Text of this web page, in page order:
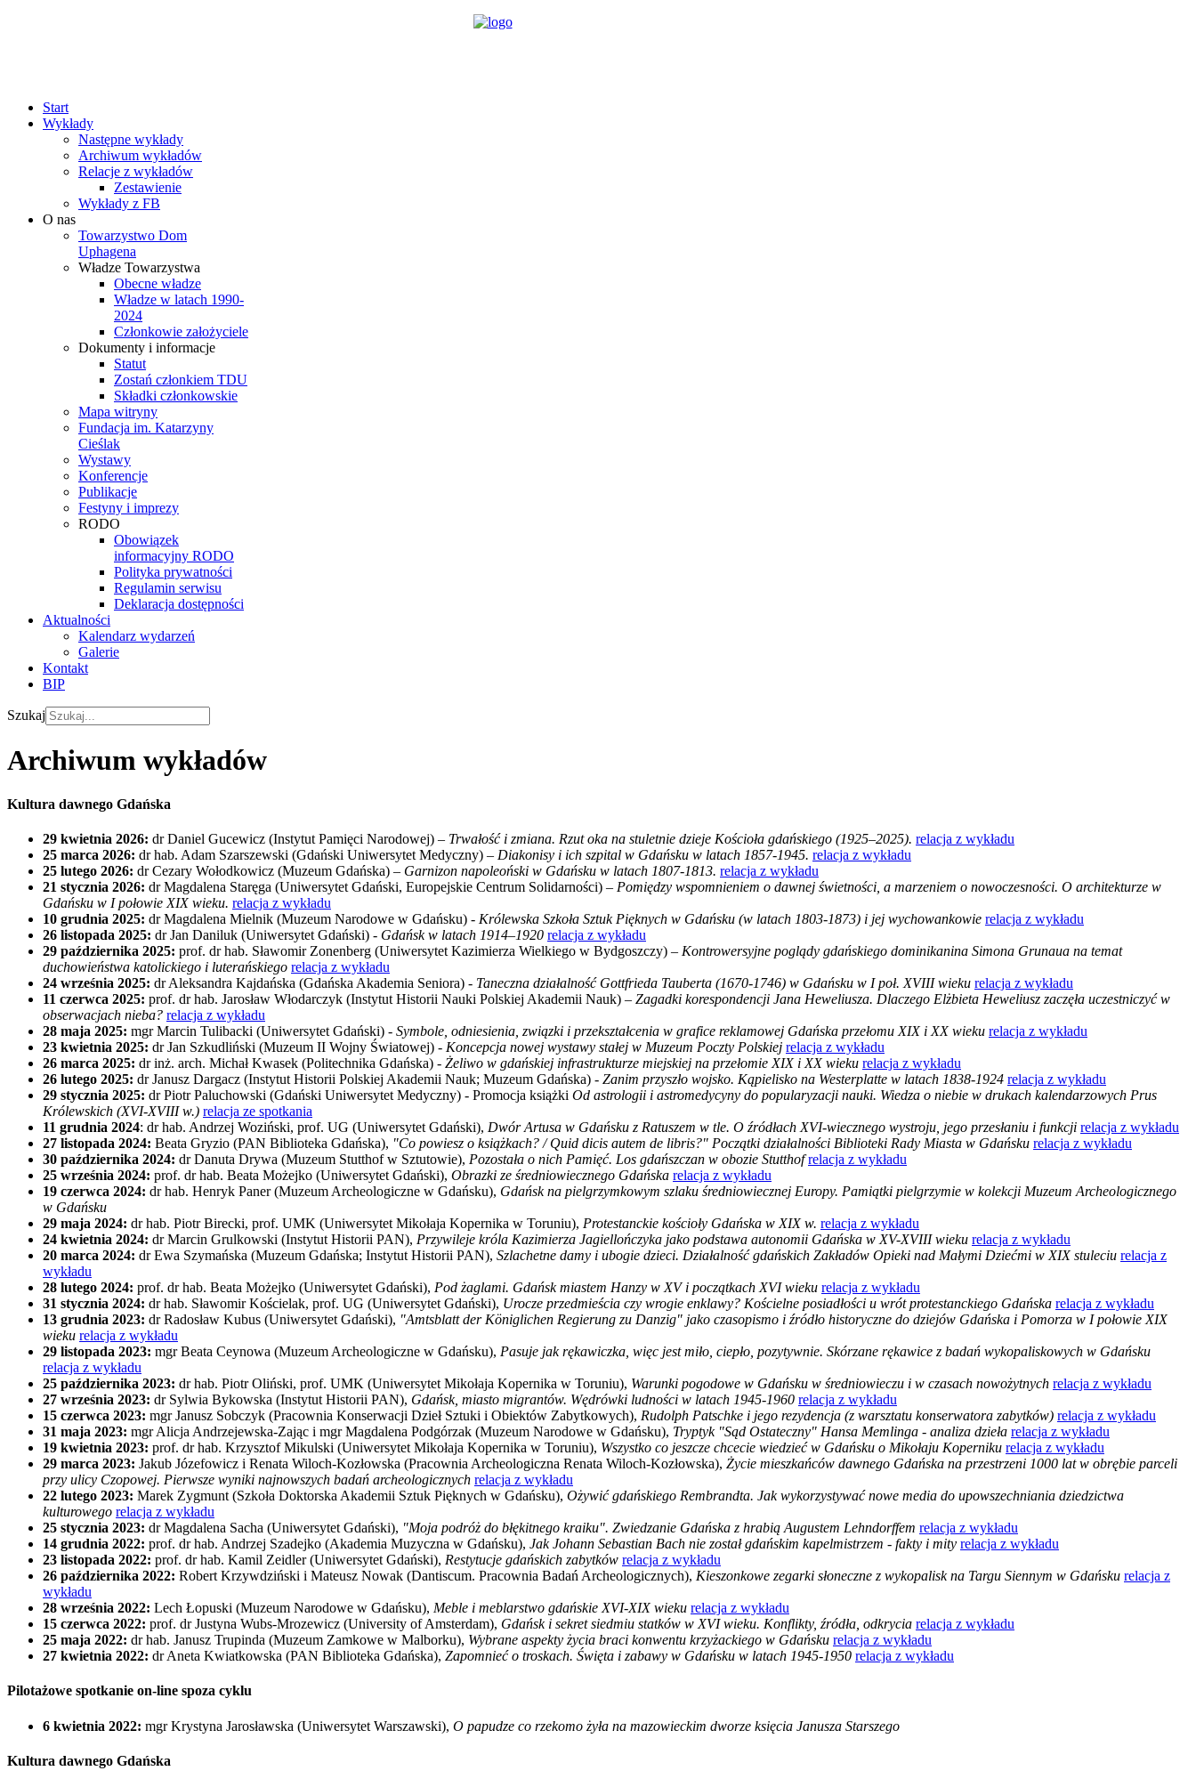
Start
Wykłady
Następne wykłady
Archiwum wykładów
Relacje z wykładów
Zestawienie
Wykłady z FB
O nas
Towarzystwo Dom
Uphagena
Władze Towarzystwa
Obecne władze
Władze w latach 1990-
2024
Członkowie założyciele
Dokumenty i informacje
Statut
Zostań członkiem TDU
Składki członkowskie
Mapa witryny
Fundacja im. Katarzyny
Cieślak
Wystawy
Konferencje
Publikacje
Festyny i imprezy
RODO
Obowiązek
informacyjny RODO
Polityka prywatności
Regulamin serwisu
Deklaracja dostępności
Aktualności
Kalendarz wydarzeń
Galerie
Kontakt
BIP
Szukaj
Archiwum wykładów
Kultura dawnego Gdańska
29 kwietnia 2026: dr Daniel Gucewicz (Instytut Pamięci Narodowej) – Trwałość i zmiana. Rzut oka na stuletnie dzieje Kościoła gdańskiego (1925–2025). relacja z wykładu
25 marca 2026: dr hab. Adam Szarszewski (Gdański Uniwersytet Medyczny) – Diakonisy i ich szpital w Gdańsku w latach 1857-1945. relacja z wykładu
25 lutego 2026: dr Cezary Wołodkowicz (Muzeum Gdańska) – Garnizon napoleoński w Gdańsku w latach 1807-1813. relacja z wykładu
21 stycznia 2026: dr Magdalena Staręga (Uniwersytet Gdański, Europejskie Centrum Solidarności) – Pomiędzy wspomnieniem o dawnej świetności, a marzeniem o nowoczesności. O architekturze w
Gdańsku w I połowie XIX wieku. relacja z wykładu
10 grudnia 2025: dr Magdalena Mielnik (Muzeum Narodowe w Gdańsku) - Królewska Szkoła Sztuk Pięknych w Gdańsku (w latach 1803-1873) i jej wychowankowie relacja z wykładu
26 listopada 2025: dr Jan Daniluk (Uniwersytet Gdański) - Gdańsk w latach 1914–1920 relacja z wykładu
29 października 2025: prof. dr hab. Sławomir Zonenberg (Uniwersytet Kazimierza Wielkiego w Bydgoszczy) – Kontrowersyjne poglądy gdańskiego dominikanina Simona Grunaua na temat
duchowieństwa katolickiego i luterańskiego relacja z wykładu
24 września 2025: dr Aleksandra Kajdańska (Gdańska Akademia Seniora) - Taneczna działalność Gottfrieda Tauberta (1670-1746) w Gdańsku w I poł. XVIII wieku relacja z wykładu
11 czerwca 2025: prof. dr hab. Jarosław Włodarczyk (Instytut Historii Nauki Polskiej Akademii Nauk) – Zagadki korespondencji Jana Heweliusza. Dlaczego Elżbieta Heweliusz zaczęła uczestniczyć w
obserwacjach nieba? relacja z wykładu
28 maja 2025: mgr Marcin Tulibacki (Uniwersytet Gdański) - Symbole, odniesienia, związki i przekształcenia w grafice reklamowej Gdańska przełomu XIX i XX wieku relacja z wykładu
23 kwietnia 2025: dr Jan Szkudliński (Muzeum II Wojny Światowej) - Koncepcja nowej wystawy stałej w Muzeum Poczty Polskiej relacja z wykładu
26 marca 2025: dr inż. arch. Michał Kwasek (Politechnika Gdańska) - Żeliwo w gdańskiej infrastrukturze miejskiej na przełomie XIX i XX wieku relacja z wykładu
26 lutego 2025: dr Janusz Dargacz (Instytut Historii Polskiej Akademii Nauk; Muzeum Gdańska) - Zanim przyszło wojsko. Kąpielisko na Westerplatte w latach 1838-1924 relacja z wykładu
29 stycznia 2025: dr Piotr Paluchowski (Gdański Uniwersytet Medyczny) - Promocja książki Od astrologii i astromedycyny do popularyzacji nauki. Wiedza o niebie w drukach kalendarzowych Prus
Królewskich (XVI-XVIII w.) relacja ze spotkania
11 grudnia 2024: dr hab. Andrzej Woziński, prof. UG (Uniwersytet Gdański), Dwór Artusa w Gdańsku z Ratuszem w tle. O źródłach XVI-wiecznego wystroju, jego przesłaniu i funkcji relacja z wykładu
27 listopada 2024: Beata Gryzio (PAN Biblioteka Gdańska), "Co powiesz o książkach? / Quid dicis autem de libris?" Początki działalności Biblioteki Rady Miasta w Gdańsku relacja z wykładu
30 października 2024: dr Danuta Drywa (Muzeum Stutthof w Sztutowie), Pozostała o nich Pamięć. Los gdańszczan w obozie Stutthofrelacja z wykładu
25 września 2024: prof. dr hab. Beata Możejko (Uniwersytet Gdański), Obrazki ze średniowiecznego Gdańska relacja z wykładu
19 czerwca 2024: dr hab. Henryk Paner (Muzeum Archeologiczne w Gdańsku), Gdańsk na pielgrzymkowym szlaku średniowiecznej Europy. Pamiątki pielgrzymie w kolekcji Muzeum Archeologicznego
w Gdańsku
29 maja 2024: dr hab. Piotr Birecki, prof. UMK (Uniwersytet Mikołaja Kopernika w Toruniu), Protestanckie kościoły Gdańska w XIX w. relacja z wykładu
24 kwietnia 2024: dr Marcin Grulkowski (Instytut Historii PAN), Przywileje króla Kazimierza Jagiellończyka jako podstawa autonomii Gdańska w XV-XVIII wieku relacja z wykładu
20 marca 2024: dr Ewa Szymańska (Muzeum Gdańska; Instytut Historii PAN), Szlachetne damy i ubogie dzieci. Działalność gdańskich Zakładów Opieki nad Małymi Dziećmi w XIX stuleciu relacja z
wykładu
28 lutego 2024: prof. dr hab. Beata Możejko (Uniwersytet Gdański), Pod żaglami. Gdańsk miastem Hanzy w XV i początkach XVI wieku relacja z wykładu
31 stycznia 2024: dr hab. Sławomir Kościelak, prof. UG (Uniwersytet Gdański), Urocze przedmieścia czy wrogie enklawy? Kościelne posiadłości u wrót protestanckiego Gdańska relacja z wykładu
13 grudnia 2023: dr Radosław Kubus (Uniwersytet Gdański), "Amtsblatt der Königlichen Regierung zu Danzig" jako czasopismo i źródło historyczne do dziejów Gdańska i Pomorza w I połowie XIX
wieku relacja z wykładu
29 listopada 2023: mgr Beata Ceynowa (Muzeum Archeologiczne w Gdańsku), Pasuje jak rękawiczka, więc jest miło, ciepło, pozytywnie. Skórzane rękawice z badań wykopaliskowych w Gdańsku
relacja z wykładu
25 października 2023: dr hab. Piotr Oliński, prof. UMK (Uniwersytet Mikołaja Kopernika w Toruniu), Warunki pogodowe w Gdańsku w średniowieczu i w czasach nowożytnych relacja z wykładu
27 września 2023: dr Sylwia Bykowska (Instytut Historii PAN), Gdańsk, miasto migrantów. Wędrówki ludności w latach 1945-1960 relacja z wykładu
15 czerwca 2023: mgr Janusz Sobczyk (Pracownia Konserwacji Dzieł Sztuki i Obiektów Zabytkowych), Rudolph Patschke i jego rezydencja (z warsztatu konserwatora zabytków) relacja z wykładu
31 maja 2023: mgr Alicja Andrzejewska-Zając i mgr Magdalena Podgórzak (Muzeum Narodowe w Gdańsku), Tryptyk "Sąd Ostateczny" Hansa Memlinga - analiza dzieła relacja z wykładu
19 kwietnia 2023: prof. dr hab. Krzysztof Mikulski (Uniwersytet Mikołaja Kopernika w Toruniu), Wszystko co jeszcze chcecie wiedzieć w Gdańsku o Mikołaju Koperniku relacja z wykładu
29 marca 2023: Jakub Józefowicz i Renata Wiloch-Kozłowska (Pracownia Archeologiczna Renata Wiloch-Kozłowska), Życie mieszkańców dawnego Gdańska na przestrzeni 1000 lat w obrębie parceli
przy ulicy Czopowej. Pierwsze wyniki najnowszych badań archeologicznych relacja z wykładu
22 lutego 2023: Marek Zygmunt (Szkoła Doktorska Akademii Sztuk Pięknych w Gdańsku), Ożywić gdańskiego Rembrandta. Jak wykorzystywać nowe media do upowszechniania dziedzictwa
kulturowego relacja z wykładu
25 stycznia 2023: dr Magdalena Sacha (Uniwersytet Gdański), "Moja podróż do błękitnego kraiku". Zwiedzanie Gdańska z hrabią Augustem Lehndorffem relacja z wykładu
14 grudnia 2022: prof. dr hab. Andrzej Szadejko (Akademia Muzyczna w Gdańsku), Jak Johann Sebastian Bach nie został gdańskim kapelmistrzem - fakty i mity relacja z wykładu
23 listopada 2022: prof. dr hab. Kamil Zeidler (Uniwersytet Gdański), Restytucje gdańskich zabytków relacja z wykładu
26 października 2022: Robert Krzywdziński i Mateusz Nowak (Dantiscum. Pracownia Badań Archeologicznych), Kieszonkowe zegarki słoneczne z wykopalisk na Targu Siennym w Gdańsku relacja z
wykładu
28 września 2022: Lech Łopuski (Muzeum Narodowe w Gdańsku), Meble i meblarstwo gdańskie XVI-XIX wieku relacja z wykładu
15 czerwca 2022: prof. dr Justyna Wubs-Mrozewicz (University of Amsterdam), Gdańsk i sekret siedmiu statków w XVI wieku. Konflikty, źródła, odkrycia relacja z wykładu
25 maja 2022: dr hab. Janusz Trupinda (Muzeum Zamkowe w Malborku), Wybrane aspekty życia braci konwentu krzyżackiego w Gdańsku relacja z wykładu
27 kwietnia 2022: dr Aneta Kwiatkowska (PAN Biblioteka Gdańska), Zapomnieć o troskach. Święta i zabawy w Gdańsku w latach 1945-1950 relacja z wykładu
Pilotażowe spotkanie on-line spoza cyklu
6 kwietnia 2022: mgr Krystyna Jarosławska (Uniwersytet Warszawski), O papudze co rzekomo żyła na mazowieckim dworze księcia Janusza Starszego
Kultura dawnego Gdańska